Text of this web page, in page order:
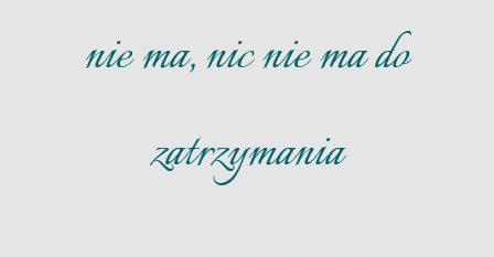
nie ma, nic nie ma do
zatrzymania